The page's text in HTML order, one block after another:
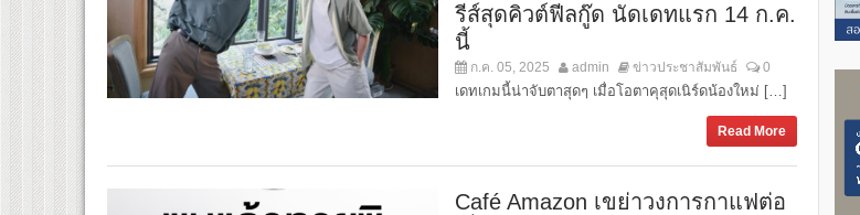
รีส์สุดคิวต์ฟีลกู๊ด นัดเดทแรก 14 ก.ค.
นี้
ก.ค. 05, 2025 admin ข่าวประชาสัมพันธ์ 0
เดทเกมนี้น่าจับตาสุดๆ เมื่อโอตาคุสุดเนิร์ดน้องใหม่ […]
Read More
Café Amazon เขย่าวงการกาแฟต่อ